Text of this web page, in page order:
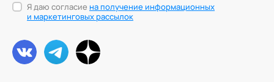
Я даю согласие на получение информационных
и маркетинговых рассылок